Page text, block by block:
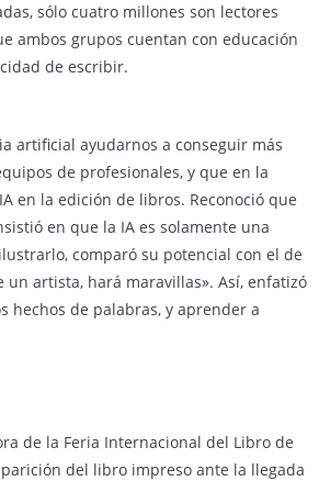
sólo cuatro millones son lectores
ambos grupos cuentan con educación
de escribir.
artificial ayudarnos a conseguir más
de profesionales, y que en la
en la edición de libros. Reconoció que
en que la IA es solamente una
comparó su potencial con el de
un artista, hará maravillas». Así, enfatizó
hechos de palabras, y aprender a
de la Feria Internacional del Libro de
del libro impreso ante la llegada